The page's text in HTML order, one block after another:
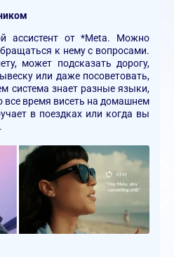
ассистент от *Meta. Можно
к нему с вопросами.
может подсказать дорогу,
или даже посоветовать,
система знает разные языки,
все время висеть на домашнем
в поездках или когда вы